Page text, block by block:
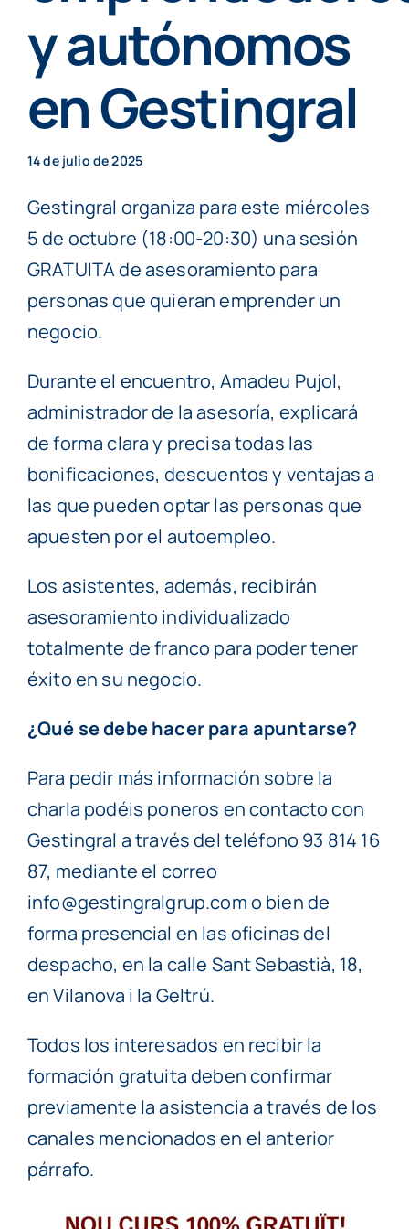
y autónomos
en Gestingral
14 de julio de 2025
Gestingral organiza para este miércoles
5 de octubre (18:00-20:30) una sesión
GRATUITA de asesoramiento para
personas que quieran emprender un
negocio.
Durante el encuentro, Amadeu Pujol,
administrador de la asesoría, explicará
de forma clara y precisa todas las
bonificaciones, descuentos y ventajas a
las que pueden optar las personas que
apuesten por el autoempleo.
Los asistentes, además, recibirán
asesoramiento individualizado
totalmente de franco para poder tener
éxito en su negocio.
¿Qué se debe hacer para apuntarse?
Para pedir más información sobre la
charla podéis poneros en contacto con
Gestingral a través del teléfono 93 814 16
87, mediante el correo
info@gestingralgrup.com o bien de
forma presencial en las oficinas del
despacho, en la calle Sant Sebastià, 18,
en Vilanova i la Geltrú.
Todos los interesados en recibir la
formación gratuita deben confirmar
previamente la asistencia a través de los
canales mencionados en el anterior
párrafo.